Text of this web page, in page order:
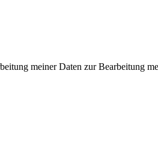
meiner Daten zur Bearbeitung